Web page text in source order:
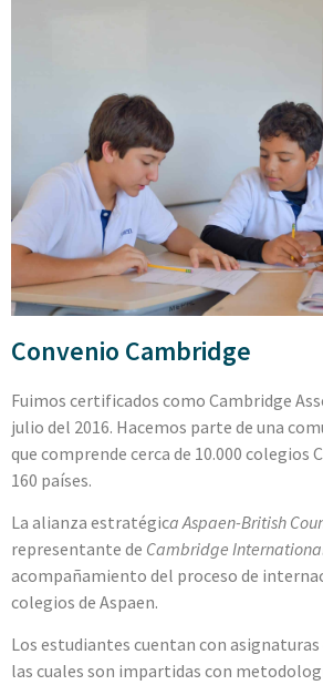
Convenio Cambridge
Fuimos certificados como Cambridge
julio del 2016. Hacemos parte de una
que comprende cerca de 10.000 colegios
160 países.
La alianza estratégica Aspaen-British
representante de Cambridge
acompañamiento del proceso de
colegios de Aspaen.
Los estudiantes cuentan con asignaturas
las cuales son impartidas con